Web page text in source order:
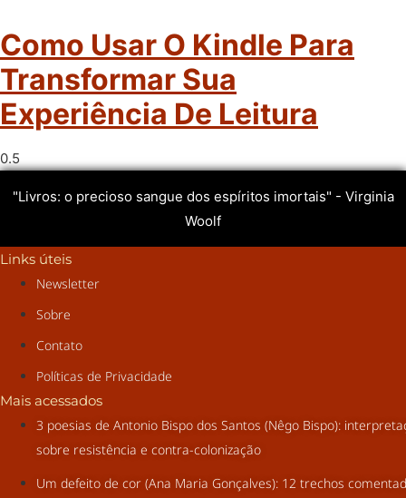
Como Usar O Kindle Para
Transformar Sua
Experiência De Leitura
"Livros: o precioso sangue dos espíritos imortais" - Virginia
Woolf
Links úteis
Newsletter
Sobre
Contato
Políticas de Privacidade
Mais acessados
3 poesias de Antonio Bispo dos Santos (Nêgo Bispo):
sobre resistência e contra-colonização
Um defeito de cor (Ana Maria Gonçalves): 12 trechos